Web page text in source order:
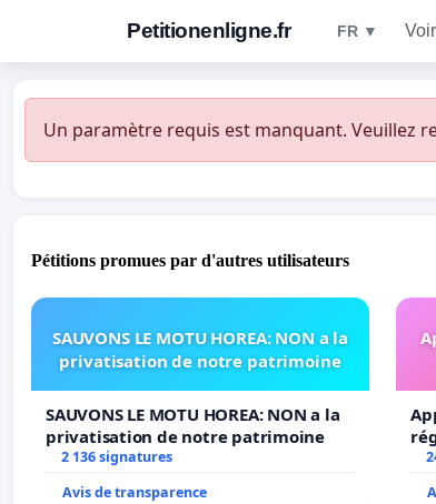
Petitionenligne.fr FR ▼
Un paramètre requis est manquant. Veuillez
Pétitions promues par d'autres utilisateurs
SAUVONS LE MOTU HOREA: NON a la
privatisation de notre patrimoine
SAUVONS LE MOTU HOREA: NON a la
privatisation de notre patrimoine
2 136 signatures
Avis de transparence